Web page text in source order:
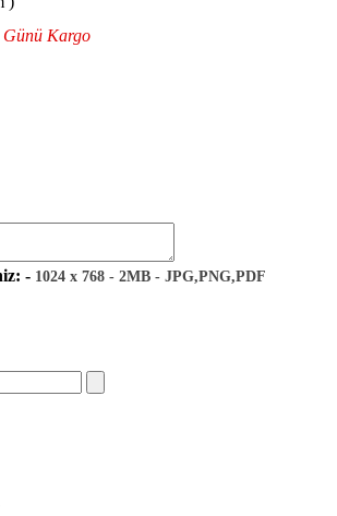
Günü Kargo
- 1024 x 768 - 2MB - JPG,PNG,PDF